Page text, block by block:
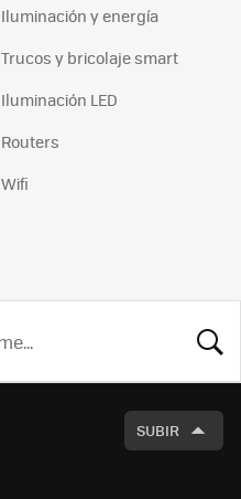
Iluminación y energía
Trucos y bricolaje smart
Iluminación LED
Routers
Wifi
SUBIR